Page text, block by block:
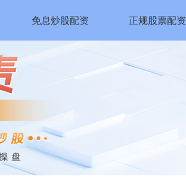
免息炒股配资 正规股票配资